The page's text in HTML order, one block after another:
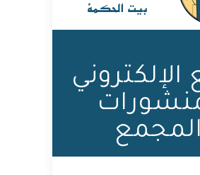
الإلكتروني
المجمع